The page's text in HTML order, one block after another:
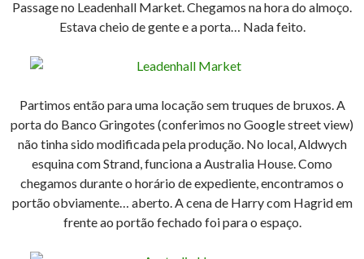
Passage no Leadenhall Market. Chegamos na hora do almoço.
Estava cheio de gente e a porta… Nada feito.
Partimos então para uma locação sem truques de bruxos. A
porta do Banco Gringotes (conferimos no Google street view)
não tinha sido modificada pela produção. No local, Aldwych
esquina com Strand, funciona a Australia House. Como
chegamos durante o horário de expediente, encontramos o
portão obviamente… aberto. A cena de Harry com Hagrid em
frente ao portão fechado foi para o espaço.